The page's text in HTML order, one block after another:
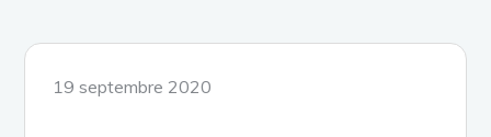
Posted
19 septembre 2020